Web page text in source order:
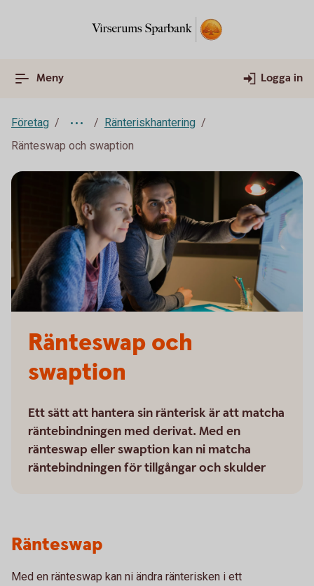
Meny Logga in
Företag
Ränteriskhantering
Ränteswap och swaption
Ränteswap och
swaption
Ett sätt att hantera sin ränterisk är att matcha
räntebindningen med derivat. Med en
ränteswap eller swaption kan ni matcha
räntebindningen för tillgångar och skulder
Ränteswap
Med en ränteswap kan ni ändra ränterisken i ett